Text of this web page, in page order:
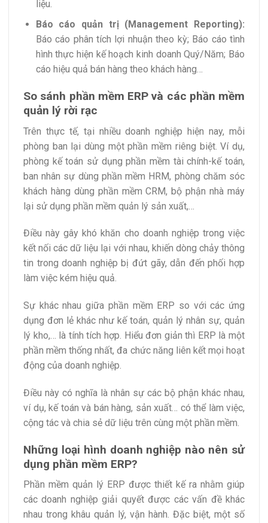
liệu.
Báo cáo quản trị (Management Reporting):
Báo cáo phân tích lợi nhuận theo kỳ; Báo cáo tình
hình thực hiện kế hoạch kinh doanh Quý/Năm; Báo
cáo hiệu quả bán hàng theo khách hàng…
So sánh phần mềm ERP và các phần mềm
quản lý rời rạc
Trên thực tế, tại nhiều doanh nghiệp hiện nay, mỗi
phòng ban lại dùng một phần mềm riêng biệt. Ví dụ,
phòng kế toán sử dụng phần mềm tài chính-kế toán,
ban nhân sự dùng phần mềm HRM, phòng chăm sóc
khách hàng dùng phần mềm CRM, bộ phận nhà máy
lại sử dụng phần mềm quản lý sản xuất,…
Điều này gây khó khăn cho doanh nghiệp trong việc
kết nối các dữ liệu lại với nhau, khiến dòng chảy thông
tin trong doanh nghiệp bị đứt gãy, dẫn đến phối hợp
làm việc kém hiệu quả.
Sự khác nhau giữa phần mềm ERP so với các ứng
dụng đơn lẻ khác như kế toán, quản lý nhân sự, quản
lý kho,… là tính tích hợp. Hiểu đơn giản thì ERP là một
phần mềm thống nhất, đa chức năng liên kết mọi hoạt
động của doanh nghiệp.
Điều này có nghĩa là nhân sự các bộ phận khác nhau,
ví dụ, kế toán và bán hàng, sản xuất… có thể làm việc,
cộng tác và chia sẻ dữ liệu trên cùng một phần mềm.
Những loại hình doanh nghiệp nào nên sử
dụng phần mềm ERP?
Phần mềm quản lý ERP được thiết kế ra nhằm giúp
các doanh nghiệp giải quyết được các vấn đề khác
nhau trong khâu quản lý, vận hành. Đặc biệt, một số